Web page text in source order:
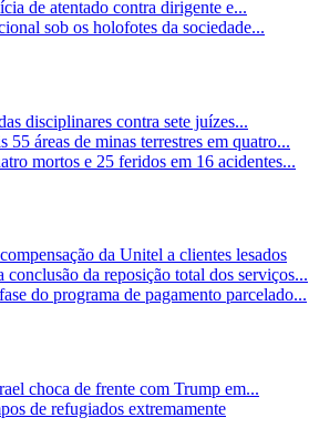
de atentado contra dirigente e...
sob os holofotes da sociedade...
disciplinares contra sete juízes...
55 áreas de minas terrestres em quatro...
mortos e 25 feridos em 16 acidentes...
da Unitel a clientes lesados
da reposição total dos serviços...
do programa de pagamento parcelado...
choca de frente com Trump em...
de refugiados extremamente